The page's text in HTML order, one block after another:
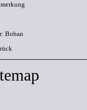
Boban